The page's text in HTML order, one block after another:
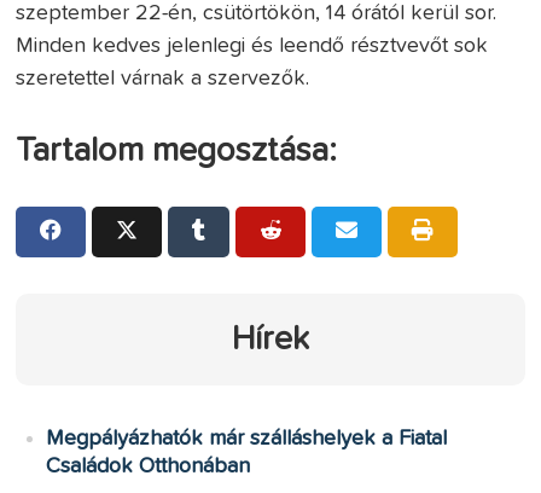
szeptember 22-én, csütörtökön, 14 órától kerül sor.
Minden kedves jelenlegi és leendő résztvevőt sok
szeretettel várnak a szervezők.
Tartalom megosztása:
Hírek
Megpályázhatók már szálláshelyek a Fiatal
Családok Otthonában